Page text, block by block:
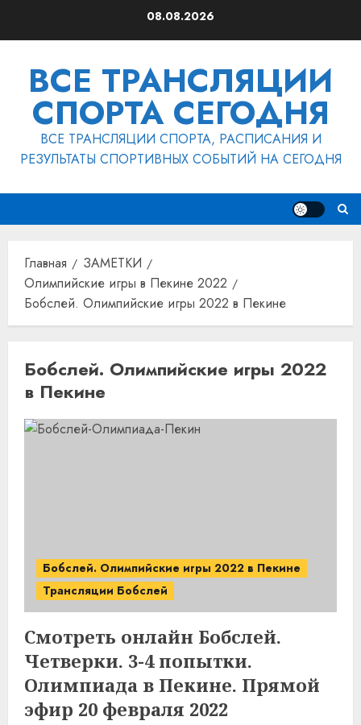
08.08.2026
ВСЕ ТРАНСЛЯЦИИ
СПОРТА СЕГОДНЯ
ВСЕ ТРАНСЛЯЦИИ СПОРТА, РАСПИСАНИЯ И
РЕЗУЛЬТАТЫ СПОРТИВНЫХ СОБЫТИЙ НА СЕГОДНЯ
Главная
ЗАМЕТКИ
Олимпийские игры в Пекине 2022
Бобслей. Олимпийские игры 2022 в Пекине
Бобслей. Олимпийские игры 2022
в Пекине
Бобслей. Олимпийские игры 2022 в Пекине
Трансляции Бобслей
Смотреть онлайн Бобслей.
Четверки. 3-4 попытки.
Олимпиада в Пекине. Прямой
эфир 20 февраля 2022